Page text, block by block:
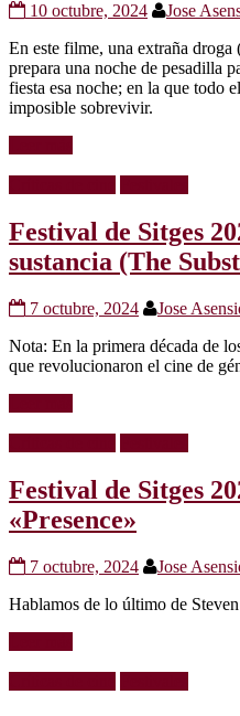
10 octubre, 2024 Jose
En este filme, una extraña
prepara una noche de pesadilla
fiesta esa noche; en la que todo
imposible sobrevivir.
Festival de Sitges
sustancia (The
7 octubre, 2024 Jose
Nota: En la primera década de
que revolucionaron el cine de
Festival de Sitges
«Presence»
7 octubre, 2024 Jose
Hablamos de lo último de